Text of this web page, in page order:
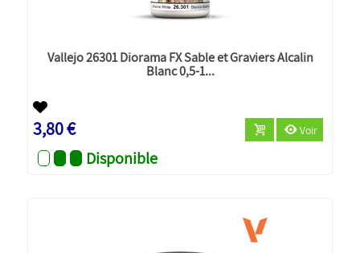
Vallejo 26301 Diorama FX Sable et Graviers Alcalin
Blanc 0,5-1...
3,80 € Voir
Disponible